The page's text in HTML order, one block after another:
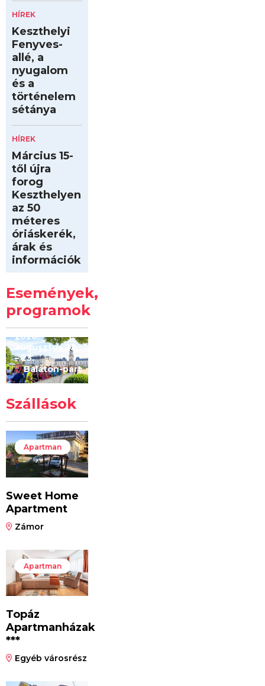
HÍREK
Keszthelyi
Fenyves-
allé, a
nyugalom
és a
történelem
sétánya
HÍREK
Március 15-
től újra
forog
Keszthelyen
az 50
méteres
óriáskerék,
árak és
információk
Események,
programok
Kilóméterek
2026
2026.
augusztus 22
– 23.
Balaton-part
Szállások
Apartman
Sweet Home
Apartment
Zámor
Apartman
Topáz
Apartmanházak
***
Egyéb városrész